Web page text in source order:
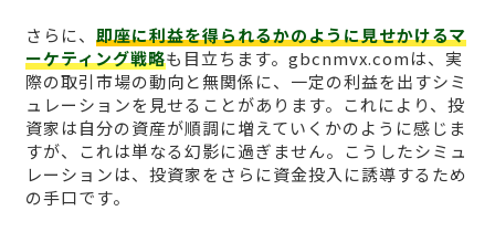
さらに、 即座に利益を得られるかのように見せかけるマ
ーケティング戦略も目立ちます。gbcnmvx.comは、実
際の取引市場の動向と無関係に、一定の利益を出すシミ
ュレーションを見せることがあります。これにより、投
資家は自分の資産が順調に増えていくかのように感じま
すが、これは単なる幻影に過ぎません。こうしたシミュ
レーションは、投資家をさらに資金投入に誘導するため
の手口です。